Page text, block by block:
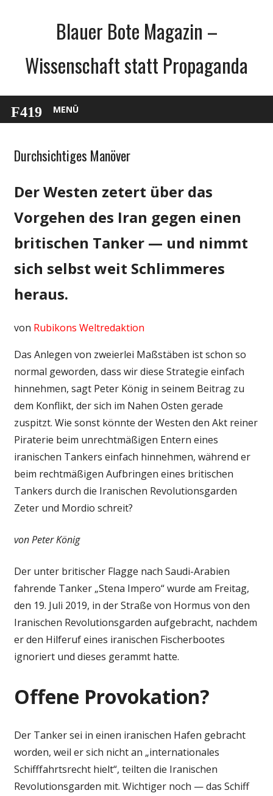
Blauer Bote Magazin –
Wissenschaft statt Propaganda
MENÜ
Gesellschaft
Politik
Durchsichtiges Manöver
Der Westen zetert über das
Vorgehen des Iran gegen einen
britischen Tanker — und nimmt
sich selbst weit Schlimmeres
heraus.
von Rubikons Weltredaktion
Das Anlegen von zweierlei Maßstäben ist schon so
normal geworden, dass wir diese Strategie einfach
hinnehmen, sagt Peter König in seinem Beitrag zu
dem Konflikt, der sich im Nahen Osten gerade
zuspitzt. Wie sonst könnte der Westen den Akt reiner
Piraterie beim unrechtmäßigen Entern eines
iranischen Tankers einfach hinnehmen, während er
beim rechtmäßigen Aufbringen eines britischen
Tankers durch die Iranischen Revolutionsgarden
Zeter und Mordio schreit?
von Peter König
Der unter britischer Flagge nach Saudi-Arabien
fahrende Tanker „Stena Impero“ wurde am Freitag,
den 19. Juli 2019, in der Straße von Hormus von den
Iranischen Revolutionsgarden aufgebracht, nachdem
er den Hilferuf eines iranischen Fischerbootes
ignoriert und dieses gerammt hatte.
Offene Provokation?
Der Tanker sei in einen iranischen Hafen gebracht
worden, weil er sich nicht an „internationales
Schifffahrtsrecht hielt“, teilten die Iranischen
Revolutionsgarden mit. Wichtiger noch — das Schiff